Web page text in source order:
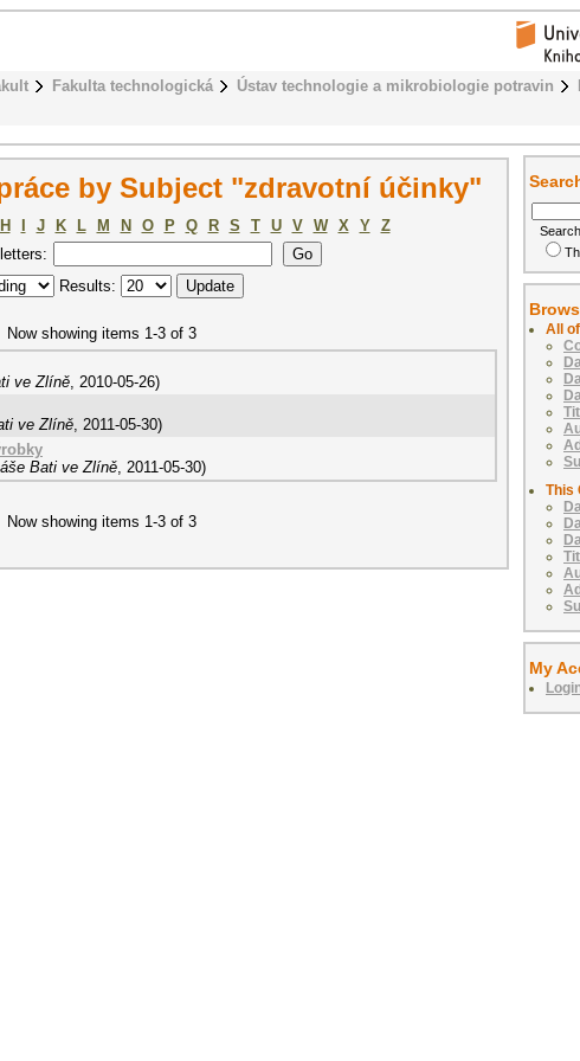
Fakulta technologická Ústav technologie a mikrobiologie potravin
by Subject "zdravotní účinky"
H J K L M N O P Q R S T U V W X Y
Z
Results:
Now showing items 1-3 of 3
ve Zlíně, 2010-05-26)
ve Zlíně, 2011-05-30)
Bati ve Zlíně, 2011-05-30)
Now showing items 1-3 of 3
All
This
My